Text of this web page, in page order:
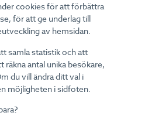
cookies för att förbättra
för att ge underlag till
av hemsidan.
samla statistik och att
räkna antal unika besökare,
du vill ändra ditt val i
möjligheten i sidfoten.